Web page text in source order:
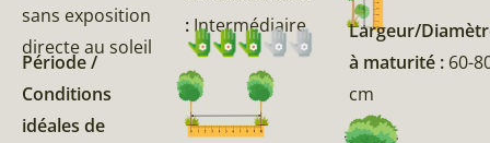
sans exposition
directe au soleil
Période /
Conditions
idéales de
: Intermédiaire
Largeur/
à maturité : 60-
cm